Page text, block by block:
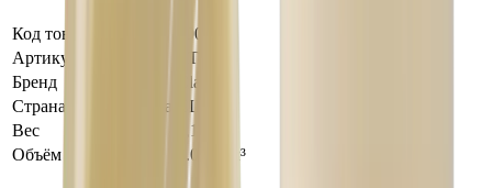
Код товара
100501
Артикул
AT-2674
Бренд
Clack
Страна производства
США
Вес
0,15 кг
Объём
0.0001 м³